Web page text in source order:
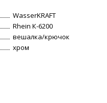
WasserKRAFT
Rhein К-6200
вешалка/крючок
хром